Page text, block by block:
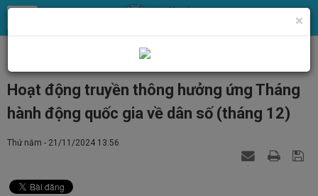
Cải cách hành chính, phổ biến chính sách pháp luật
Hoạt động truyền thông hưởng ứng Tháng
hành động quốc gia về dân số (tháng 12)
Thứ năm - 21/11/2024 13:56
×